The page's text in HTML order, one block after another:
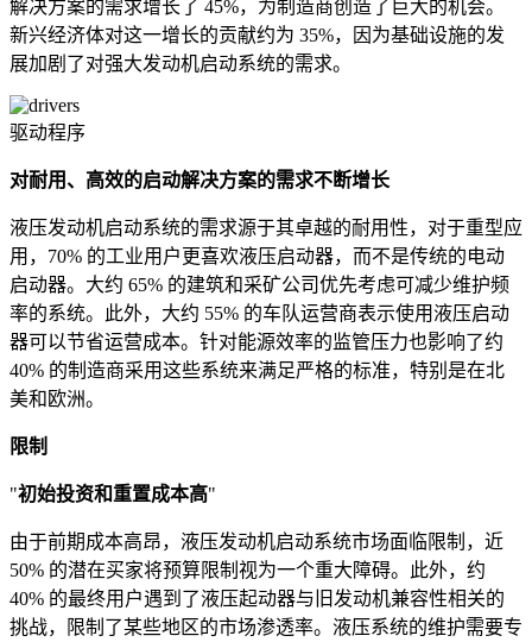
解决方案的需求增长了 45%，为制造商创造了巨大的机会。
新兴经济体对这一增长的贡献约为 35%，因为基础设施的发
展加剧了对强大发动机启动系统的需求。
驱动程序
对耐用、高效的启动解决方案的需求不断增长
液压发动机启动系统的需求源于其卓越的耐用性，对于重型应
用，70% 的工业用户更喜欢液压启动器，而不是传统的电动
启动器。大约 65% 的建筑和采矿公司优先考虑可减少维护频
率的系统。此外，大约 55% 的车队运营商表示使用液压启动
器可以节省运营成本。针对能源效率的监管压力也影响了约
40% 的制造商采用这些系统来满足严格的标准，特别是在北
美和欧洲。
限制
"初始投资和重置成本高"
由于前期成本高昂，液压发动机启动系统市场面临限制，近
50% 的潜在买家将预算限制视为一个重大障碍。此外，约
40% 的最终用户遇到了液压起动器与旧发动机兼容性相关的
挑战，限制了某些地区的市场渗透率。液压系统的维护需要专